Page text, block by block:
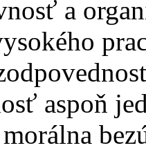
a
aspoň